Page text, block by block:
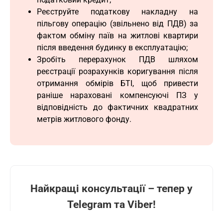
Реєструйте податкову накладну на
пільгову операцію (звільнено від ПДВ) за
фактом обміну паїв на житлові квартири
після введення будинку в експлуатацію;
Зробіть перерахунок ПДВ шляхом
реєстрації розрахунків коригування після
отримання обмірів БТІ, щоб привести
раніше нараховані компенсуючі ПЗ у
відповідність до фактичних квадратних
метрів житлового фонду.
Найкращі консультації – тепер у
Telegram та Viber!